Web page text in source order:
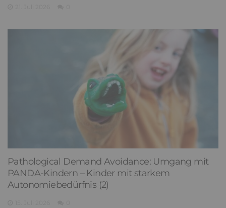
Pathological Demand Avoidance: Umgang mit
PANDA-Kindern – Kinder mit starkem
Autonomiebedürfnis (2)